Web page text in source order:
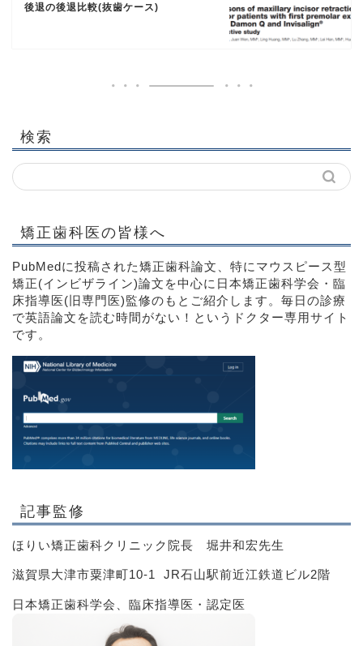
後退の後退比較(抜歯ケース)
検索
矯正歯科医の皆様へ
PubMedに投稿された矯正歯科論文、特にマウスピース型
矯正(インビザライン)論文を中心に日本矯正歯科学会・臨
床指導医(旧専門医)監修のもとご紹介します。毎日の診療
で英語論文を読む時間がない！というドクター専用サイト
です。
記事監修
ほりい矯正歯科クリニック院長 堀井和宏先生
滋賀県大津市粟津町10-1 JR石山駅前近江鉄道ビル2階
日本矯正歯科学会、臨床指導医・認定医